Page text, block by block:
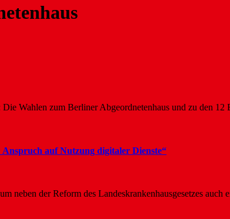
Wahlen zum Berliner Abgeordnetenhaus und zu den
auf Nutzung digitaler Dienste“
neben der Reform des Landeskrankenhausgesetzes